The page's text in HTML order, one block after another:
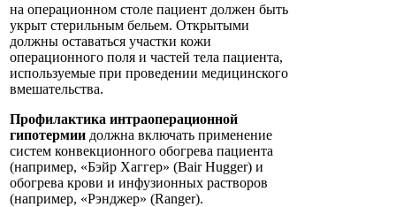
на операционном столе пациент должен быть
укрыт стерильным бельем. Открытыми
должны оставаться участки кожи
операционного поля и частей тела пациента,
используемые при проведении медицинского
вмешательства.
Профилактика интраоперационной
гипотермии должна включать применение
систем конвекционного обогрева пациента
(например, «Бэйр Хаггер» (Bair Hugger) и
обогрева крови и инфузионных растворов
(например, «Рэнджер» (Ranger).